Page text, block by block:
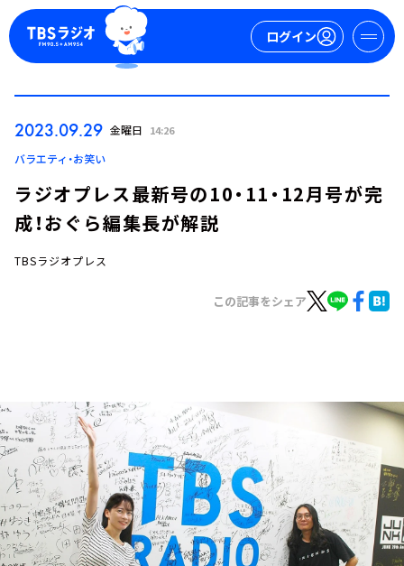
ログイン
ログイン
お知らせ
イベント・グッズ
YouTube
会社情報
2023.09.29 金曜日 14:26
バラエティ・お笑い
ラジオプレス最新号の10・11・12月号が完
成！おぐら編集長が解説
TBSラジオプレス
この記事をシェア